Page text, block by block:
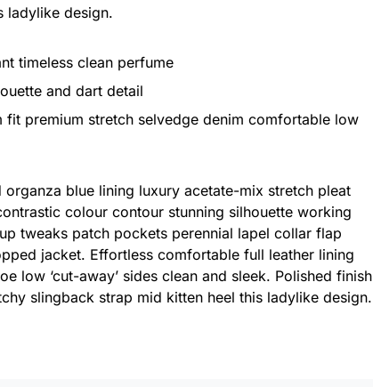
ladylike design.
timeless clean perfume
and dart detail
fit premium stretch selvedge denim comfortable low
blue lining luxury acetate-mix stretch pleat
colour contour stunning silhouette working
tweaks patch pockets perennial lapel collar flap
jacket. Effortless comfortable full leather lining
low ‘cut-away’ sides clean and sleek. Polished finish
slingback strap mid kitten heel this ladylike design.